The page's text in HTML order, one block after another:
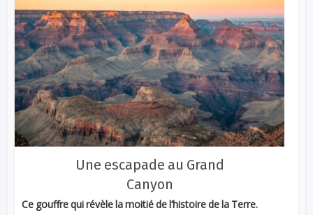
Une escapade au Grand
Canyon
Ce gouffre qui révèle la moitié de l’histoire de la Terre.